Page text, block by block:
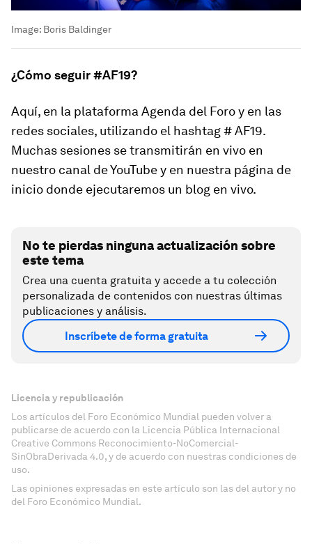
Image: Boris Baldinger
¿Cómo seguir #AF19?
Aquí, en la plataforma Agenda del Foro y en las
redes sociales, utilizando el hashtag # AF19.
Muchas sesiones se transmitirán en vivo en
nuestro canal de YouTube y en nuestra página de
inicio donde ejecutaremos un blog en vivo.
No te pierdas ninguna actualización sobre
este tema
Crea una cuenta gratuita y accede a tu colección
personalizada de contenidos con nuestras últimas
publicaciones y análisis.
Inscríbete de forma gratuita
Licencia y republicación
Los artículos del Foro Económico Mundial pueden volver a
publicarse de acuerdo con la Licencia Pública Internacional
Creative Commons Reconocimiento-NoComercial-
SinObraDerivada 4.0, y de acuerdo con nuestras condiciones de
uso.
Las opiniones expresadas en este artículo son las del autor y no
del Foro Económico Mundial.